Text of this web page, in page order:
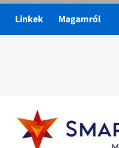
Linkek Magamról